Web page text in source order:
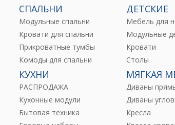
СПАЛЬНИ
Модульные спальни
Кровати для спальни
Прикроватные тумбы
Комоды для спальни
ДЕТСКИЕ
Кровати
Столы
КУХНИ
РАСПРОДАЖА
Кухонные модули
Бытовая техника
МЯГКАЯ
Диваны
Диваны
Кресла